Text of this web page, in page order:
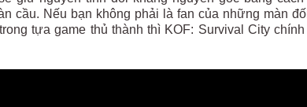
cầu. Nếu bạn không phải là fan của những màn
tựa game thủ thành thì KOF: Survival City